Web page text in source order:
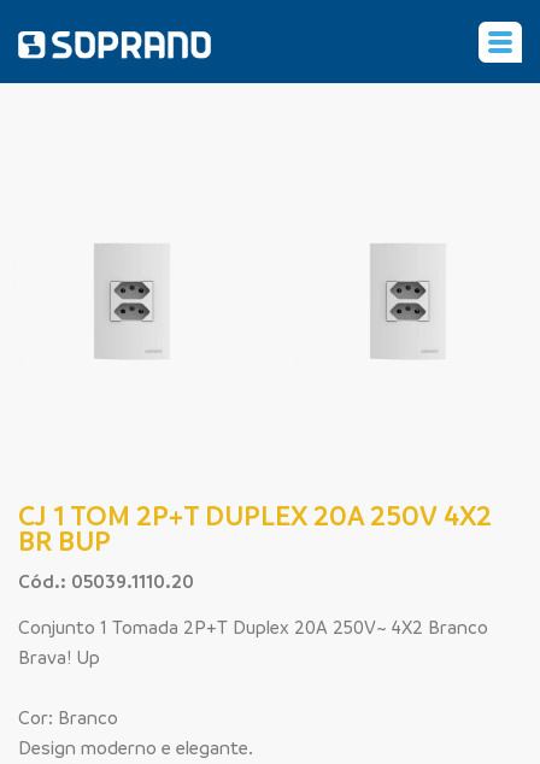
CJ 1 TOM 2P+T DUPLEX 20A 250V 4X2
BR BUP
Cód.: 05039.1110.20
Conjunto 1 Tomada 2P+T Duplex 20A 250V~ 4X2 Branco
Brava! Up
Cor: Branco
Design moderno e elegante.